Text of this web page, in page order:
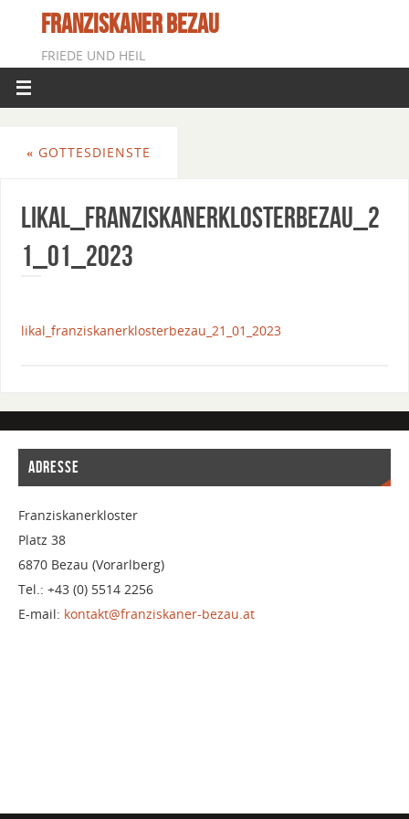
FRANZISKANER BEZAU
FRIEDE UND HEIL
« GOTTESDIENSTE
Likal_FranziskanerklosterBezau_2
1_01_2023
likal_franziskanerklosterbezau_21_01_2023
ADRESSE
Franziskanerkloster
Platz 38
6870 Bezau (Vorarlberg)
Tel.: +43 (0) 5514 2256
E-mail: kontakt@franziskaner-bezau.at